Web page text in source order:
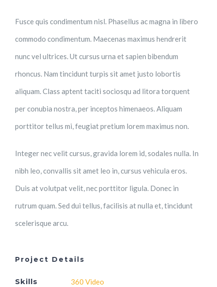
Fusce quis condimentum nisl. Phasellus ac magna in libero
commodo condimentum. Maecenas maximus hendrerit
nunc vel ultrices. Ut cursus urna et sapien bibendum
rhoncus. Nam tincidunt turpis sit amet justo lobortis
aliquam. Class aptent taciti sociosqu ad litora torquent
per conubia nostra, per inceptos himenaeos. Aliquam
porttitor tellus mi, feugiat pretium lorem maximus non.
Integer nec velit cursus, gravida lorem id, sodales nulla. In
nibh leo, convallis sit amet leo in, cursus vehicula eros.
Duis at volutpat velit, nec porttitor ligula. Donec in
rutrum quam. Sed dui tellus, facilisis at nulla et, tincidunt
scelerisque arcu.
Project Details
Skills
360 Video